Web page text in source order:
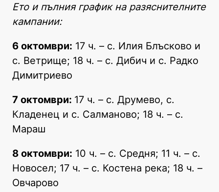
Ето и пълния график на разяснителните
кампании:
6 октомври: 17 ч. – с. Илия Блъсково и
с. Ветрище; 18 ч. – с. Дибич и с. Радко
Димитриево
7 октомври: 17 ч. – с. Друмево, с.
Кладенец и с. Салманово; 18 ч. – с.
Мараш
8 октомври: 10 ч. – с. Средня; 11 ч. – с.
Новосел; 17 ч. – с. Костена река; 18 ч. –
Овчарово